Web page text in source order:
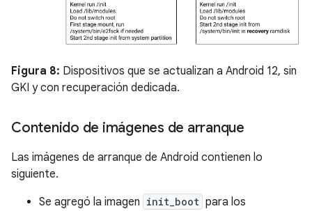
Figura 8: Dispositivos que se actualizan a Android 12, sin
GKI y con recuperación dedicada.
Contenido de imágenes de arranque
Las imágenes de arranque de Android contienen lo
siguiente.
Se agregó la imagen init_boot para los